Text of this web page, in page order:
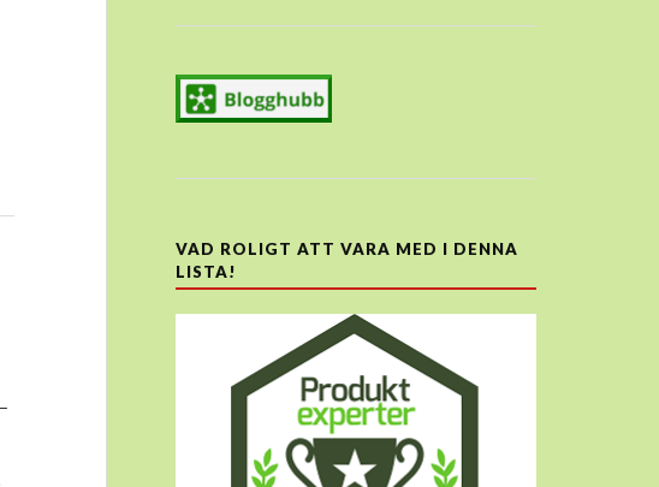
VAD ROLIGT ATT VARA MED I DENNA
LISTA!